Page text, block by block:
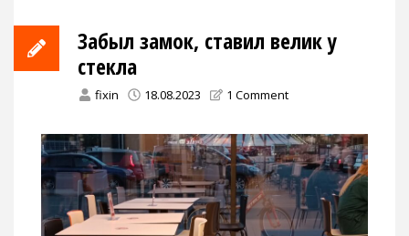
Забыл замок, ставил велик у
стекла
fixin 18.08.2023 1 Comment